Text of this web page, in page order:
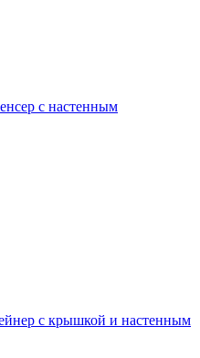
с настенным
с крышкой и настенным